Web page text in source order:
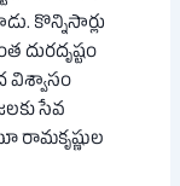
కొన్నిసార్లు
విశ్వాసం
సేవ
రామకృష్ణుల